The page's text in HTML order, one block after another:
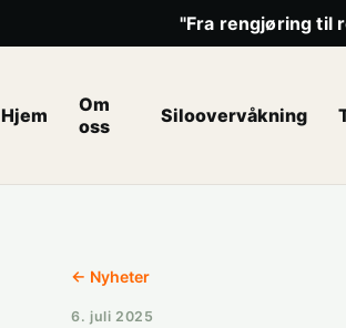
"Fra rengjøring til
Hjem
Om
oss
Siloovervåkning
← Nyheter
6. juli 2025